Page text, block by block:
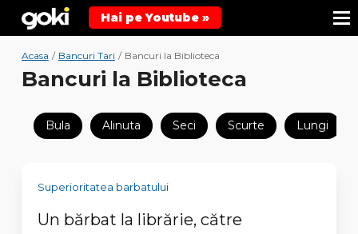
Hai pe Youtube »
Acasa / Bancuri Tari / Bancuri la Biblioteca
Bancuri la Biblioteca
Bula Alinuta Seci Scurte Lungi
Superioritatea barbatului
Un bărbat la librărie, către